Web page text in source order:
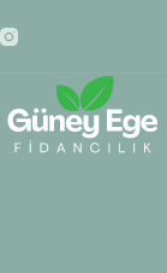
to
content